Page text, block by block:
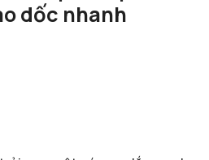
dốc nhanh